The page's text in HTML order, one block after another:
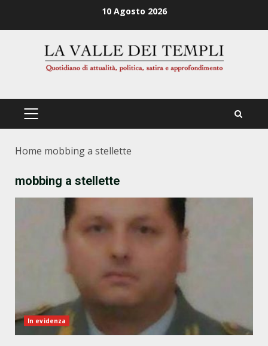
10 Agosto 2026
PRIMÄRES
Home mobbing a stellette
mobbing a stellette
In evidenza